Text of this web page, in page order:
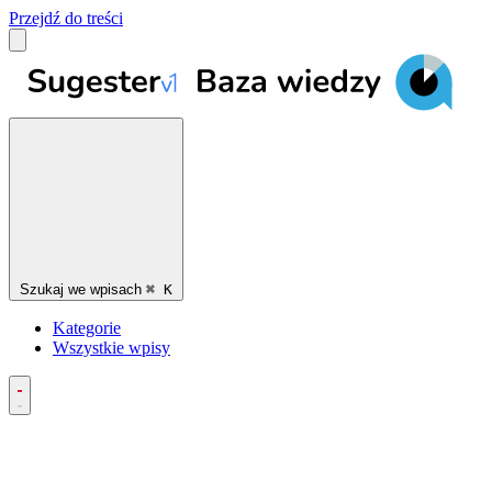
Przejdź do treści
Szukaj we wpisach ⌘ K
Kategorie
Wszystkie wpisy